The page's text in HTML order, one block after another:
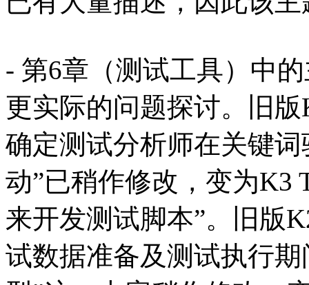
- 第6章（测试工具）中
更实际的问题探讨。旧
确定测试分析师在关键
动”已稍作修改，变为K3
来开发测试脚本”。旧版
试数据准备及测试执行